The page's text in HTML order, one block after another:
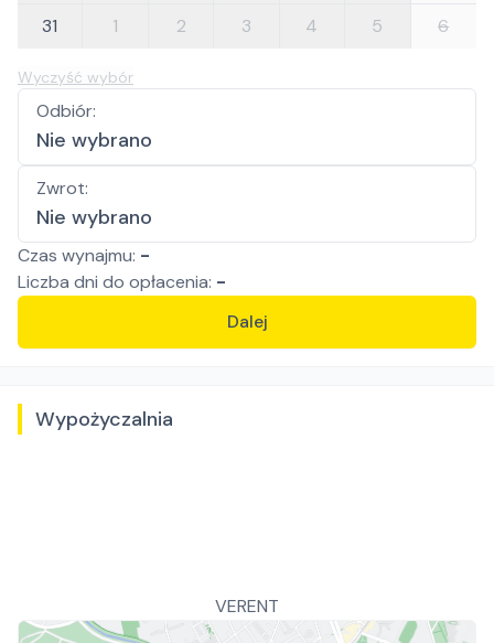
31
1 2 3 4 5 6
Wyczyść wybór
Odbiór:
Nie wybrano
Zwrot:
Nie wybrano
Czas wynajmu: -
Liczba dni do opłacenia: -
Dalej
Wypożyczalnia
VERENT